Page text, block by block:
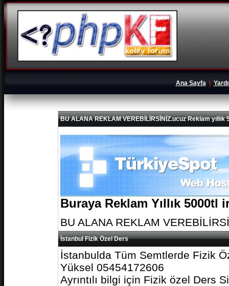
Ana Sayfa|
BU ALANA REKLAM VEREBİLİRSİNİZ.ucuz Reklam yıllık
Buraya Reklam Yıllık
BU ALANA REKLAM
İstanbul Fizik Özel Ders
İstanbulda Tüm Semtlerde Fizik
Yüksel 05454172606
Ayrıntılı bilgi için Fizik özel Ders